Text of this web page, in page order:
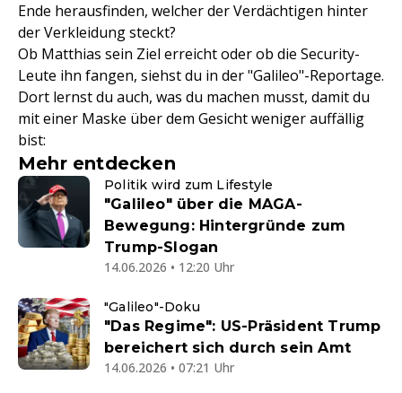
Ende herausfinden, welcher der Verdächtigen hinter
der Verkleidung steckt?
Ob Matthias sein Ziel erreicht oder ob die Security-
Leute ihn fangen, siehst du in der "Galileo"-Reportage.
Dort lernst du auch, was du machen musst, damit du
mit einer Maske über dem Gesicht weniger auffällig
bist:
Mehr entdecken
Politik wird zum Lifestyle
"Galileo" über die MAGA-
Bewegung: Hintergründe zum
Trump-Slogan
14.06.2026 • 12:20 Uhr
"Galileo"-Doku
"Das Regime": US-Präsident Trump
bereichert sich durch sein Amt
14.06.2026 • 07:21 Uhr